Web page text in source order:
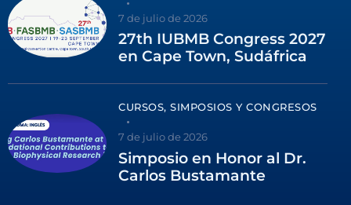
7 de julio de 2026
27th IUBMB Congress 2027
en Cape Town, Sudáfrica
CURSOS, SIMPOSIOS Y CONGRESOS
7 de julio de 2026
Simposio en Honor al Dr.
Carlos Bustamante